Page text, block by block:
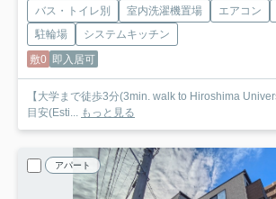
バス・トイレ別 室内洗濯機置場 エアコン
駐輪場
システムキッチン
敷0 即入居可
【大学まで徒歩3分(3min. walk to Hiroshima
目安(Esti... もっと見る
アパート